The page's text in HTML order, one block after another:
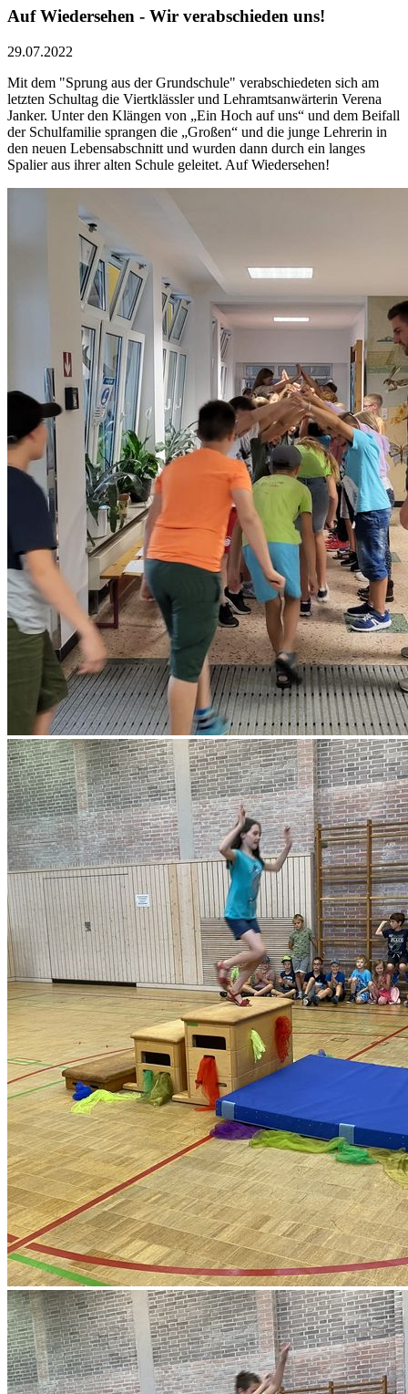
Auf Wiedersehen - Wir verabschieden uns!
29.07.2022
Mit dem "Sprung aus der Grundschule" verabschiedeten sich am
letzten Schultag die Viertklässler und Lehramtsanwärterin Verena
Janker. Unter den Klängen von „Ein Hoch auf uns“ und dem Beifall
der Schulfamilie sprangen die „Großen“ und die junge Lehrerin in
den neuen Lebensabschnitt und wurden dann durch ein langes
Spalier aus ihrer alten Schule geleitet. Auf Wiedersehen!